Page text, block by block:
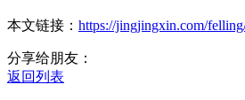
本文链接： https://jingjingxin.com/
分享给朋友：
返回列表